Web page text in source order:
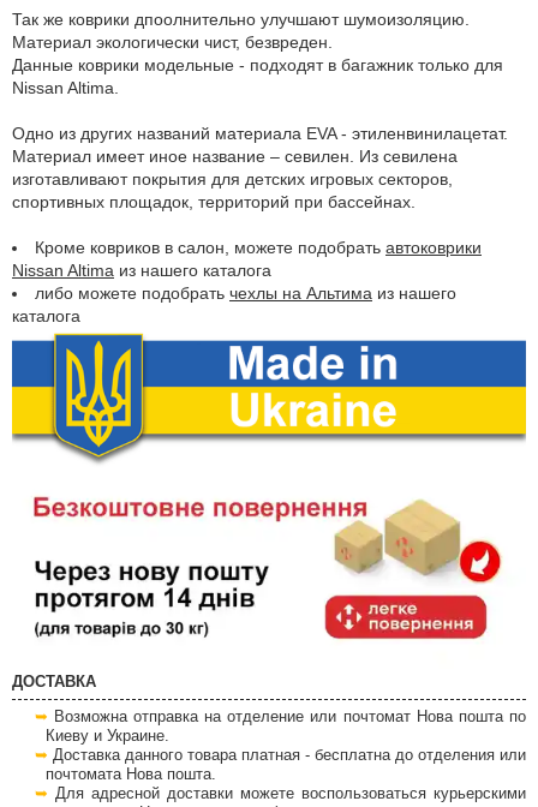
Так же коврики дпоолнительно улучшают шумоизоляцию.
Материал экологически чист, безвреден.
Данные коврики модельные - подходят в багажник только для
Nissan Altima.
Одно из других названий материала EVA - этиленвинилацетат.
Материал имеет иное название – севилен. Из севилена
изготавливают покрытия для детских игровых секторов,
спортивных площадок, территорий при бассейнах.
Кроме ковриков в салон, можете подобрать автоковрики
Nissan Altima из нашего каталога
либо можете подобрать чехлы на Альтима из нашего
каталога
ДОСТАВКА
Возможна отправка на отделение или почтомат Нова пошта по
Киеву и Украине.
Доставка данного товара платная - бесплатна до отделения или
почтомата Нова пошта.
Для адресной доставки можете воспользоваться курьерскими